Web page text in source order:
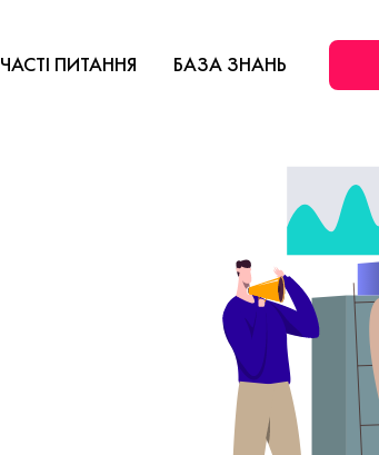
ЧАСТІ ПИТАННЯ БАЗА ЗНАНЬ